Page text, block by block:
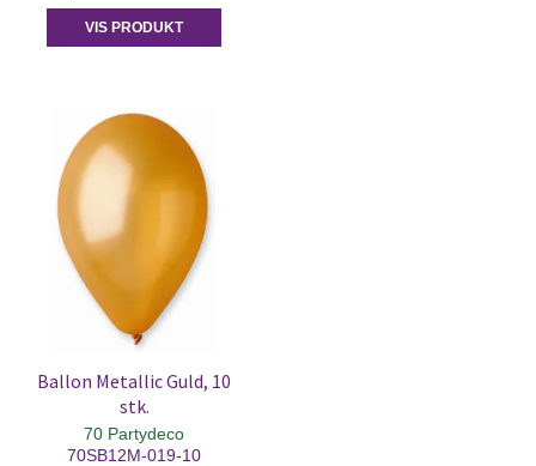
VIS PRODUKT
Ballon Metallic Guld, 10
stk.
70 Partydeco
70SB12M-019-10